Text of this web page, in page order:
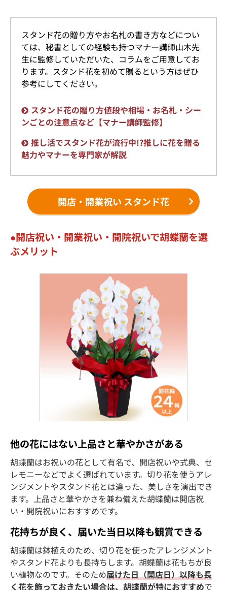
スタンド花の贈り方やお名札の書き方などについ
ては、秘書としての経験も持つマナー講師山木先
生に監修していただいた、コラムをご用意してお
ります。スタンド花を初めて贈るという方はぜひ
参考にしてください。
スタンド花の贈り方値段や相場・お名札・シー
ンごとの注意点など【マナー講師監修】
推し活でスタンド花が流行中!?推しに花を贈る
魅力やマナーを専門家が解説
開店・開業祝い スタンド花
開店祝い・開業祝い・開院祝いで胡蝶蘭を選
ぶメリット
他の花にはない上品さと華やかさがある
胡蝶蘭はお祝いの花として有名で、開店祝いや式典、セ
レモニーなどでよく選ばれています。切り花を使うアレ
ンジメントやスタンド花とは違った、美しさを演出でき
ます。上品さと華やかさを兼ね備えた胡蝶蘭は開店祝
い・開院祝いにおすすめです。
花持ちが良く、届いた当日以降も観賞できる
胡蝶蘭は鉢植えのため、切り花を使ったアレンジメント
やスタンド花よりも長持ちします。胡蝶蘭は花もちが良
い植物なのです。そのため届けた日（開店日）以降も長
く花を飾っておきたい場合は、胡蝶蘭が特におすすめで